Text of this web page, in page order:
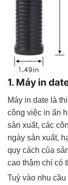
1. Máy in
Máy in date là
công việc in ấn
sản xuất, các
ngày sản xuất,
quy cách của
cao thậm chí có
Tuỳ vào nhu